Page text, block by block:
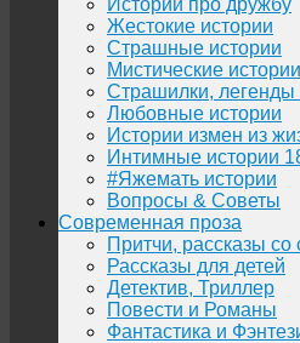
Истории про дружбу
Жестокие истории
Страшные истории
Мистические истории
Страшилки, легенды
Любовные истории
Истории измен из
Интимные истории
#Яжемать истории
Вопросы & Советы
Современная проза
Притчи, рассказы
Рассказы для детей
Детектив, Триллер
Повести и Романы
Фантастика и